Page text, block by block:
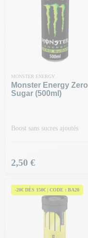
MONSTER ENERGY
Monster Energy Zero
Sugar (500ml)
Boost sans sucres ajoutés
Prix
2,50 €
-20€ DÈS 150€ | CODE : BA20